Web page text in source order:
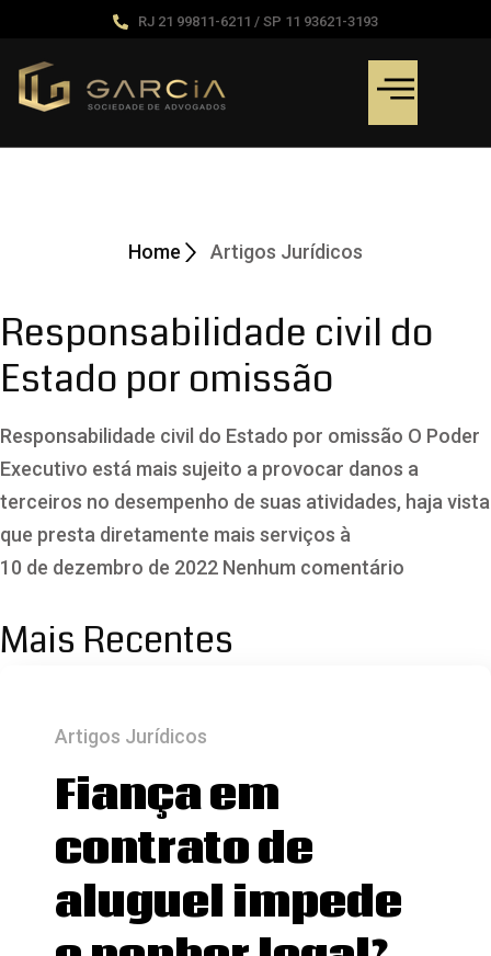
RJ 21 99811-6211 / SP 11 93621-3193
Home Artigos Jurídicos
Responsabilidade civil do
Estado por omissão
Responsabilidade civil do Estado por omissão O Poder
Executivo está mais sujeito a provocar danos a
terceiros no desempenho de suas atividades, haja vista
que presta diretamente mais serviços à
10 de dezembro de 2022 Nenhum comentário
Mais Recentes
Artigos Jurídicos
Fiança em
contrato de
aluguel impede